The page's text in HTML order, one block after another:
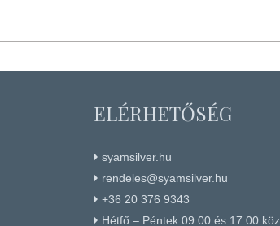
ELÉRHETŐSÉG
syamsilver.hu
rendeles@syamsilver.hu
+36 20 376 9343
Hétfő – Péntek 09:00 és 17:00